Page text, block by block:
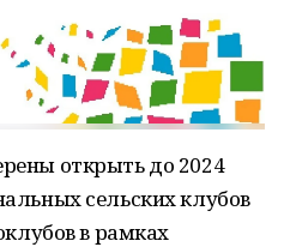
открыть до 2024
сельских клубов
в рамках